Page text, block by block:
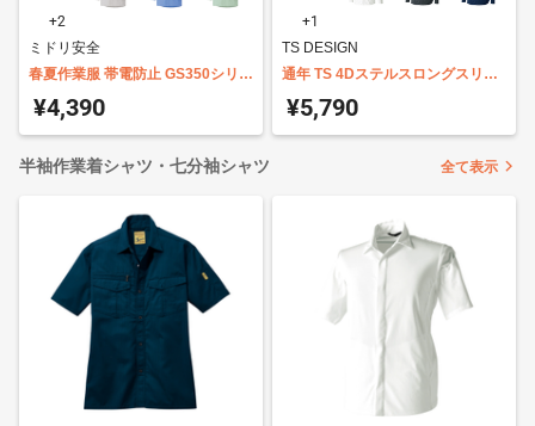
+2
ミドリ安全
春夏作業服 帯電防止 GS350シリー
ズ 男女共用Ｅ/Ｃ長袖シャツ
¥4,390
+1
TS DESIGN
通年 TS 4Dステルスロングスリー
ブシャツ 9205
¥5,790
半袖作業着シャツ・七分袖シャツ 全て表示